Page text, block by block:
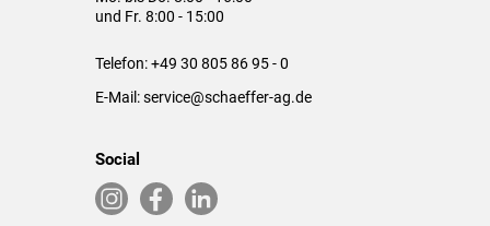
und Fr. 8:00 - 15:00
Telefon:+49 30 805 86 95 - 0
E-Mail:service@schaeffer-ag.de
Social